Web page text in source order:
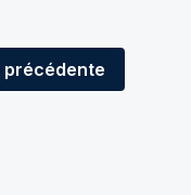
précédente